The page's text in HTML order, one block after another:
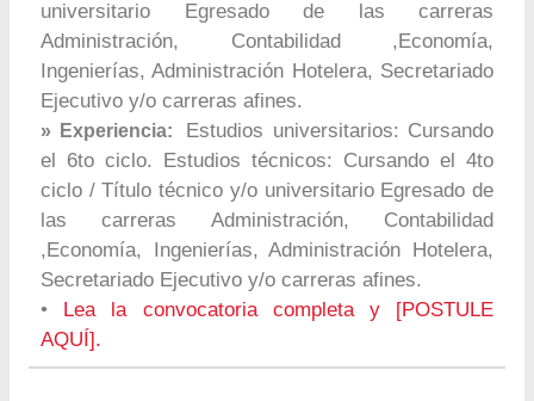
universitario Egresado de las carreras
Administración, Contabilidad ,Economía,
Ingenierías, Administración Hotelera, Secretariado
Ejecutivo y/o carreras afines.
» Experiencia:
Estudios universitarios: Cursando
el 6to ciclo. Estudios técnicos: Cursando el 4to
ciclo / Título técnico y/o universitario Egresado de
las carreras Administración, Contabilidad
,Economía, Ingenierías, Administración Hotelera,
Secretariado Ejecutivo y/o carreras afines.
•
Lea la convocatoria completa y [POSTULE
AQUÍ].